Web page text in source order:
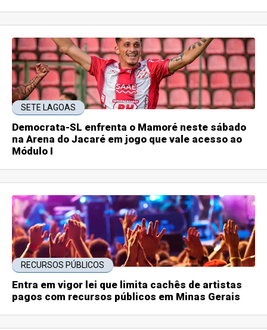
SETE LAGOAS
Democrata-SL enfrenta o Mamoré neste sábado
na Arena do Jacaré em jogo que vale acesso ao
Módulo I
RECURSOS PÚBLICOS
Entra em vigor lei que limita cachês de artistas
pagos com recursos públicos em Minas Gerais